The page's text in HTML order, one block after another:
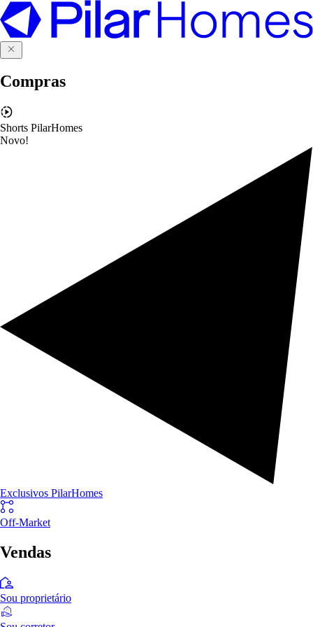
Compras
Shorts PilarHomes
Novo!
Exclusivos PilarHomes
Off-Market
Vendas
Sou proprietário